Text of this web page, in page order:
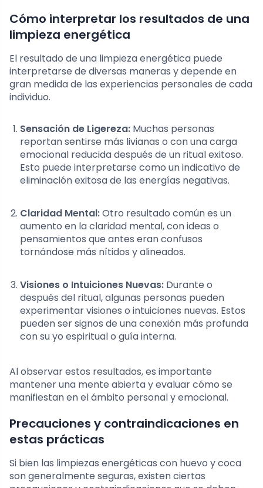
Cómo interpretar los resultados de una
limpieza energética
El resultado de una limpieza energética puede
interpretarse de diversas maneras y depende en
gran medida de las experiencias personales de cada
individuo.
Sensación de Ligereza: Muchas personas
reportan sentirse más livianas o con una carga
emocional reducida después de un ritual exitoso.
Esto puede interpretarse como un indicativo de
eliminación exitosa de las energías negativas.
Claridad Mental:Otro resultado común es un
aumento en la claridad mental, con ideas o
pensamientos que antes eran confusos
tornándose más nítidos y alineados.
Visiones o Intuiciones Nuevas: Durante o
después del ritual, algunas personas pueden
experimentar visiones o intuiciones nuevas. Estos
pueden ser signos de una conexión más profunda
con su yo espiritual o guía interna.
Al observar estos resultados, es importante
mantener una mente abierta y evaluar cómo se
manifiestan en el ámbito personal y emocional.
Precauciones y contraindicaciones en
estas prácticas
Si bien las limpiezas energéticas con huevo y coca
son generalmente seguras, existen ciertas